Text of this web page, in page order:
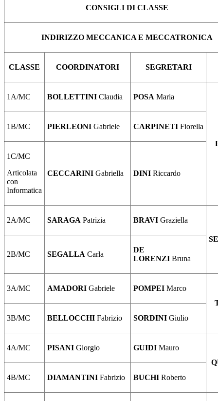
CONSIGLI DI CLASSE
INDIRIZZO MECCANICA E MECCATRONICA
CLASSE COORDINATORI SEGRETARI
1A/MC BOLLETTINI Claudia POSA Maria
1B/MC PIERLEONI Gabriele CARPINETI Fiorella
1C/MC
Articolata
con
Informatica
CECCARINI Gabriella DINI Riccardo
2A/MC SARAGA Patrizia BRAVI Graziella
2B/MC
SEGALLA Carla
DE
LORENZI Bruna
3A/MC AMADORI Gabriele POMPEI Marco
3B/MC
BELLOCCHI Fabrizio SORDINI Giulio
4A/MC PISANI Giorgio GUIDI Mauro
4B/MC
DIAMANTINI Fabrizio BUCHI Roberto